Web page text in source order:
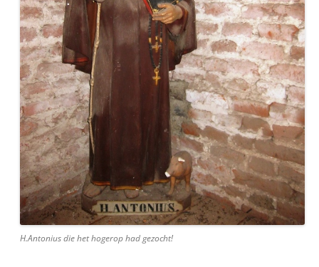
H.Antonius die het hogerop had gezocht!